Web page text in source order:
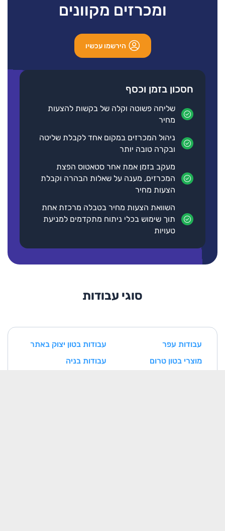
ומכרזים מקוונים
הירשמו עכשיו
חסכון בזמן וכסף
שליחה פשוטה וקלה של בקשות להצעות
מחיר
ניהול המכרזים במקום אחד לקבלת שליטה
ובקרה טובה יותר
מעקב בזמן אמת אחר סטאטוס הפצת
המכרזים, מענה על שאלות הבהרה וקבלת
הצעות מחיר
השוואת הצעות מחיר בטבלה מרכזת אחת
תוך שימוש בכלי ניתוח מתקדמים למניעת
טעויות
סוגי עבודות
עבודות עפר
עבודות בטון יצוק באתר
מוצרי בטון טרום
עבודות בניה